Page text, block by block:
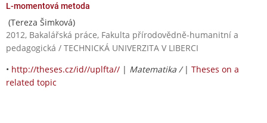
L-momentová metoda
(Tereza Šimková)
2012, Bakalářská práce, Fakulta přírodovědně-humanitní a
pedagogická / TECHNICKÁ UNIVERZITA V LIBERCI
• http://theses.cz/id//uplfta// | Matematika / | Theses on a
related topic